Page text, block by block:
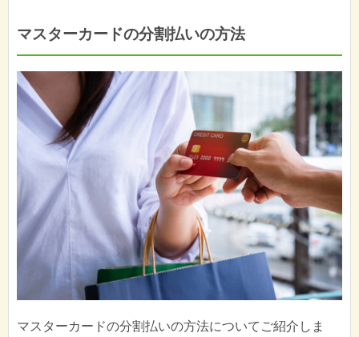
マスターカードの分割払いの方法
マスターカードの分割払いの方法についてご紹介しま